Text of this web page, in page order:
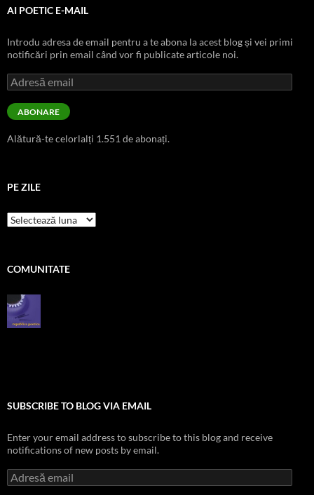
AI POETIC E-MAIL
Introdu adresa de email pentru a te abona la acest blog și vei primi
notificări prin email când vor fi publicate articole noi.
Adresă
email
ABONARE
Alătură-te celorlalți 1.551 de abonați.
PE ZILE
pe
zile
COMUNITATE
SUBSCRIBE TO BLOG VIA EMAIL
Enter your email address to subscribe to this blog and receive
notifications of new posts by email.
Adresă
email